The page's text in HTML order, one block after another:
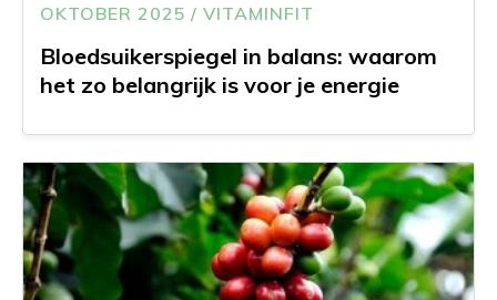
OKTOBER 2025 / VITAMINFIT
Bloedsuikerspiegel in balans: waarom
het zo belangrijk is voor je energie